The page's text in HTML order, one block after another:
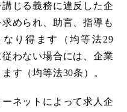
じる義務に違反した企
められ、助言、指導も
り得ます（均等法29
わない場合には、企業
す（均等法30条）。
ネットによって求人企